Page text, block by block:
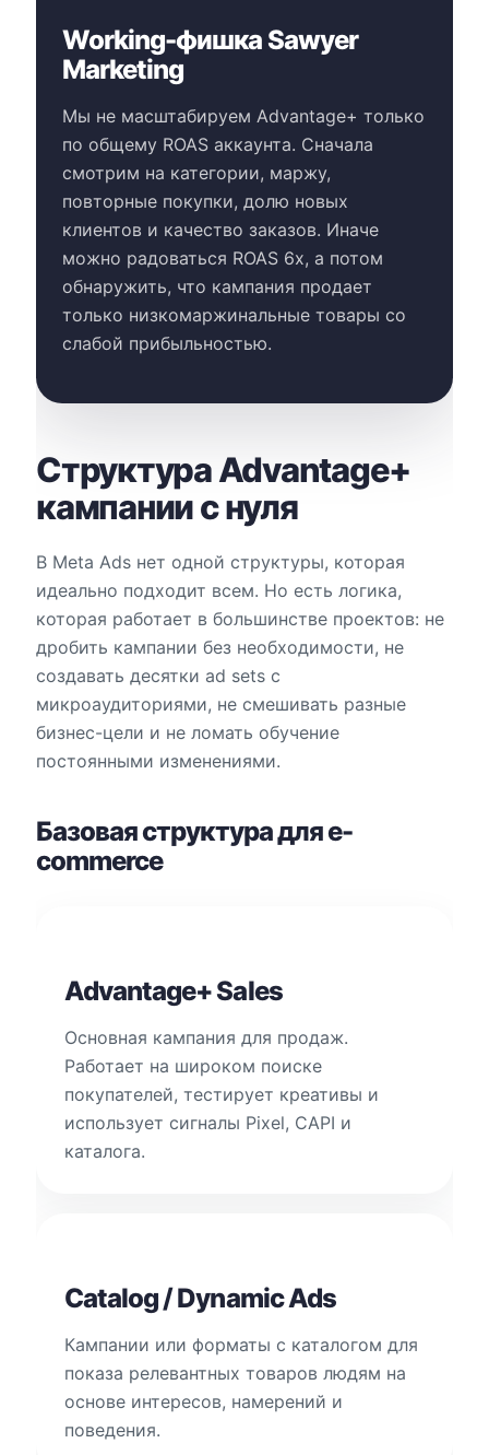
Working-фишка Sawyer
Marketing
Мы не масштабируем Advantage+ только
по общему ROAS аккаунта. Сначала
смотрим на категории, маржу,
повторные покупки, долю новых
клиентов и качество заказов. Иначе
можно радоваться ROAS 6x, а потом
обнаружить, что кампания продает
только низкомаржинальные товары со
слабой прибыльностью.
Структура Advantage+
кампании с нуля
В Meta Ads нет одной структуры, которая
идеально подходит всем. Но есть логика,
которая работает в большинстве проектов: не
дробить кампании без необходимости, не
создавать десятки ad sets с
микроаудиториями, не смешивать разные
бизнес-цели и не ломать обучение
постоянными изменениями.
Базовая структура для e-
commerce
Advantage+ Sales
Основная кампания для продаж.
Работает на широком поиске
покупателей, тестирует креативы и
использует сигналы Pixel, CAPI и
каталога.
Catalog / Dynamic Ads
Кампании или форматы с каталогом для
показа релевантных товаров людям на
основе интересов, намерений и
поведения.